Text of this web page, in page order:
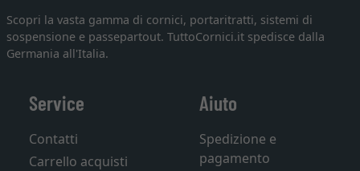
Scopri la vasta gamma di cornici, portaritratti, sistemi di
sospensione e passepartout. TuttoCornici.it spedisce dalla
Germania all'Italia.
Service
Contatti
Carrello acquisti
Aiuto
Spedizione e
pagamento